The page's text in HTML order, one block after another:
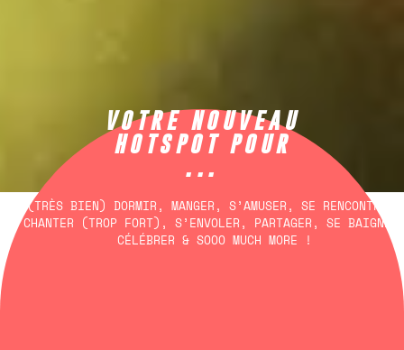
VOTRE NOUVEAU
HOTSPOT POUR
...
(TRÈS BIEN) DORMIR, MANGER, S’AMUSER, SE RENCONTRER,
CHANTER (TROP FORT), S’ENVOLER, PARTAGER, SE
CÉLÉBRER & SOOO MUCH MORE !